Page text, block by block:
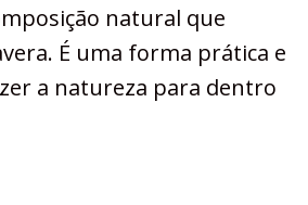
natural que
É uma forma prática e
a natureza para dentro